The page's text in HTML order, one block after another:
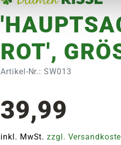
ROT',
Artikel-Nr.: SW013
39,99
inkl. MwSt.zzgl.